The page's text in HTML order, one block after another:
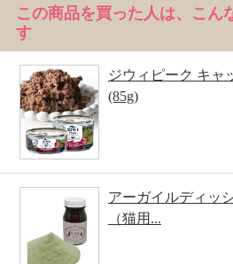
この商品を買った人は、こん
す
ジウィピーク キャ
(85g)
アーガイルディッ
（猫用...